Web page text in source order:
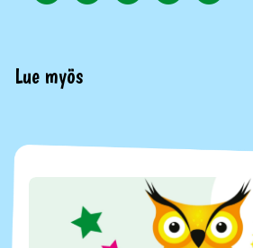
Lue myös